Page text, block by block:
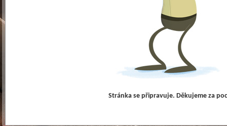
Stránka se připravuje. Děkujeme za